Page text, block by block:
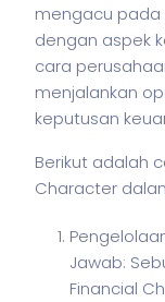
mengacu pada
dengan aspek
cara
menjalankan
keputusan
Berikut adalah
Character
Jawab:
Financial